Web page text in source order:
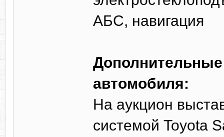
АБС, навигация
автомобиля:
На аукцион
системой Toyota